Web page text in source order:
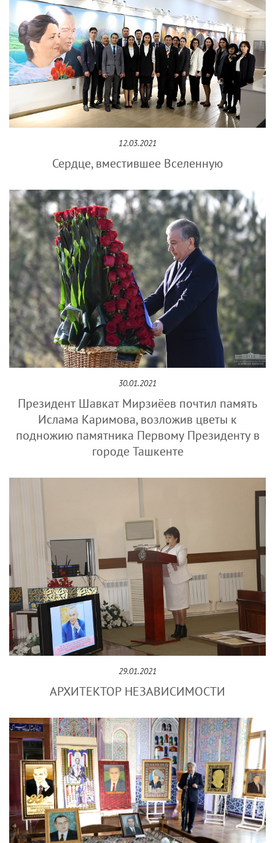
12.03.2021
Сердце, вместившее Вселенную
30.01.2021
Президент Шавкат Мирзиёев почтил память
Ислама Каримова, возложив цветы к
подножию памятника Первому Президенту в
городе Ташкенте
29.01.2021
АРХИТЕКТОР НЕЗАВИСИМОСТИ